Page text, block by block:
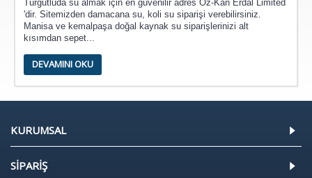
Turgutluda su almak için en güvenilir adres Öz-Kan Erdal Limited
'dir. Sitemizden damacana su, koli su siparişi verebilirsiniz.
Manisa ve kemalpaşa doğal kaynak su siparişlerinizi alt
kısımdan sepet...
DEVAMINI OKU
KURUMSAL
SİPARİŞ